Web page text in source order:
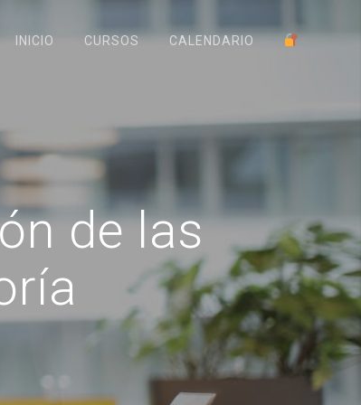
INICIO CURSOS CALENDARIO
de las